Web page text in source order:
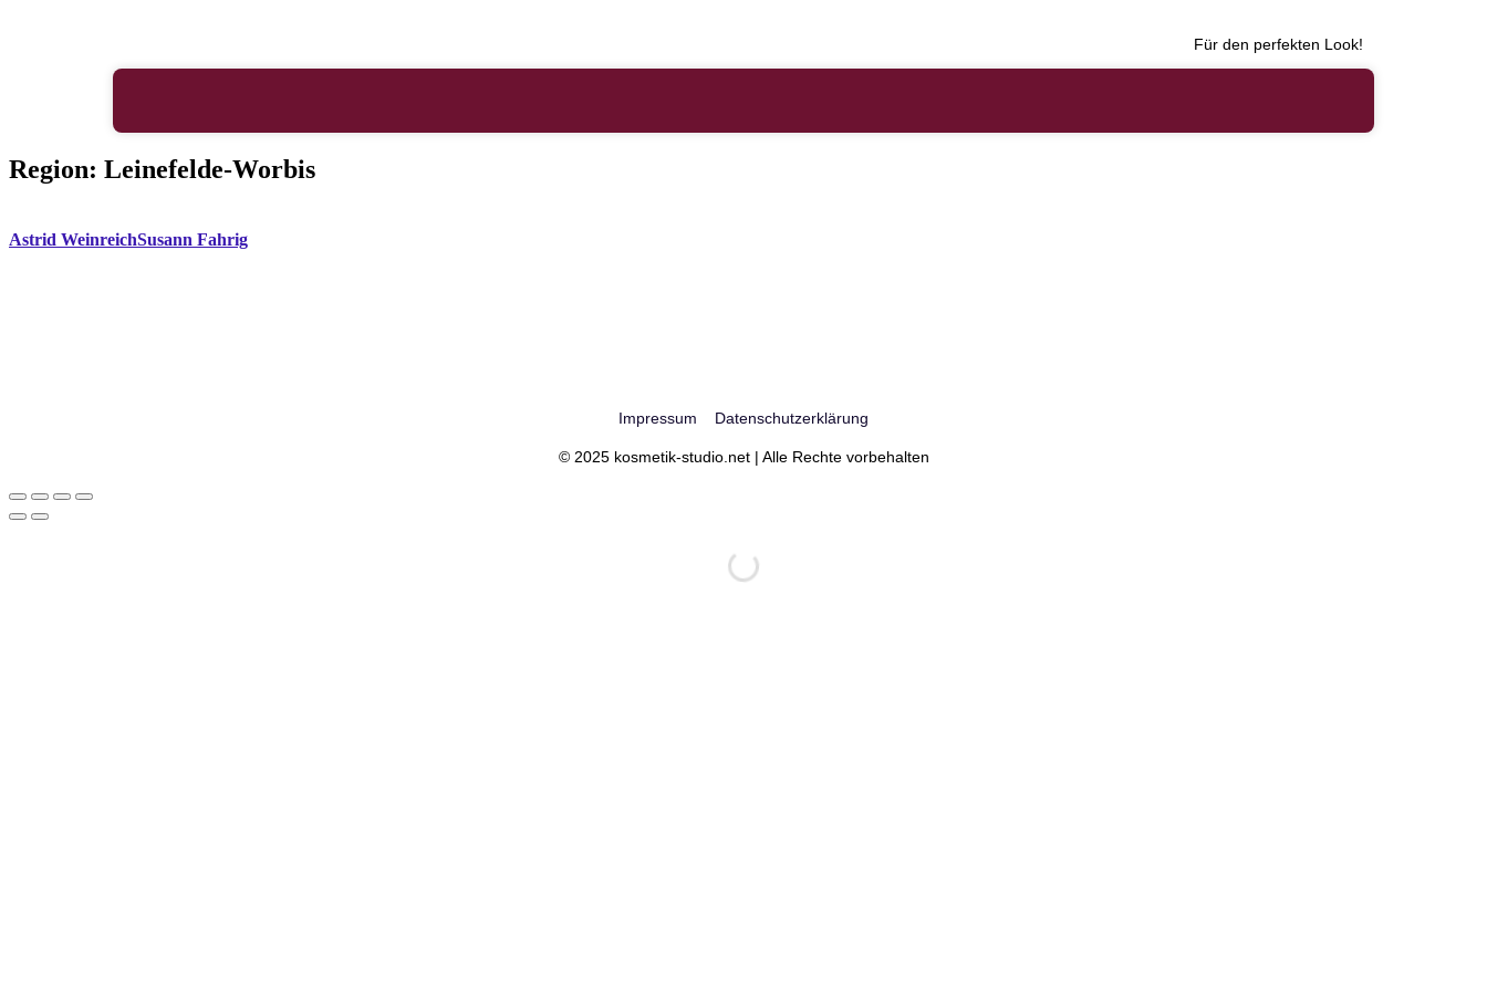
Für den perfekten Look!
Region: Leinefelde-Worbis
Astrid WeinreichSusann Fahrig
Impressum Datenschutzerklärung
© 2025 kosmetik-studio.net | Alle Rechte vorbehalten